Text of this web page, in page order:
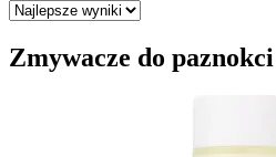
Zmywacze do